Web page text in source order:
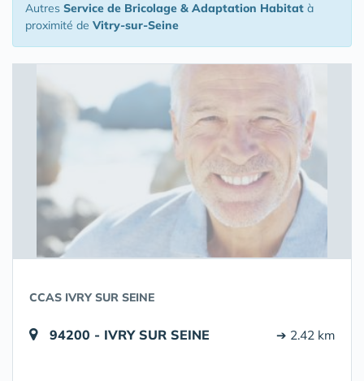
Autres Service de Bricolage & Adaptation Habitat à
proximité de Vitry-sur-Seine
CCAS IVRY SUR SEINE
94200 - IVRY SUR SEINE ➔ 2.42 km